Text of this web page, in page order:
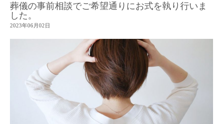
葬儀の事前相談でご希望通りにお式を執り行いま
した。
2023年06月02日